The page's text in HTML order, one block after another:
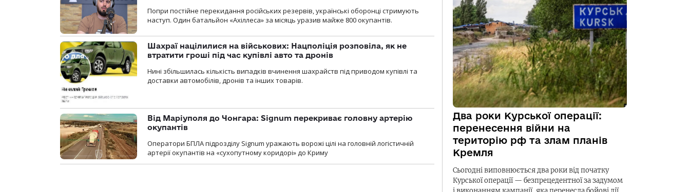
Попри постійне перекидання російських резервів, українські оборонці стримують
наступ. Один батальйон «Ахіллеса» за місяць уразив майже 800 окупантів.
Шахраї націлилися на військових: Нацполіція розповіла, як не
втратити гроші під час купівлі авто та дронів
Нині збільшилась кількість випадків вчинення шахрайств під приводом купівлі та
доставки автомобілів, дронів та інших товарів.
Від Маріуполя до Чонгара: Signum перекриває головну артерію
окупантів
Оператори БПЛА підрозділу Signum уражають ворожі цілі на головній логістичній
артерії окупантів на «сухопутному коридорі» до Криму
Два роки Курської операції:
перенесення війни на
територію рф та злам планів
Кремля
Сьогодні виповнюється два роки від початку
Курської операції — безпрецедентної за задумом